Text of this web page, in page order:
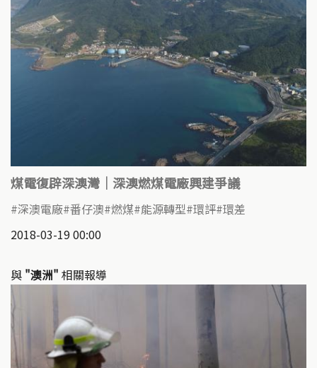
煤電復辟深澳灣｜深澳燃煤電廠興建爭議
深澳電廠 番仔澳 燃煤 能源轉型 環評 環差
2018-03-19 00:00
與 "澳洲" 相關報導